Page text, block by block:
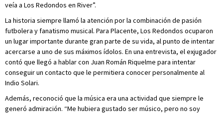
veía a Los Redondos en River”.
La historia siempre llamó la atención por la combinación de pasión
futbolera y fanatismo musical. Para Placente, Los Redondos ocuparon
un lugar importante durante gran parte de su vida, al punto de intentar
acercarse a uno de sus máximos ídolos. En una entrevista, el exjugador
contó que llegó a hablar con Juan Román Riquelme para intentar
conseguir un contacto que le permitiera conocer personalmente al
Indio Solari.
Además, reconoció que la música era una actividad que siempre le
generó admiración. “Me hubiera gustado ser músico, pero no soy